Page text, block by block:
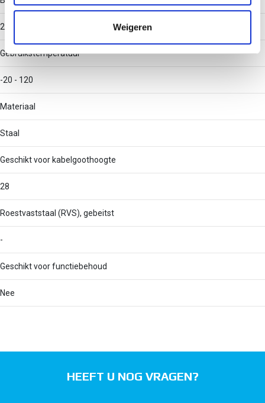
verzameld op basis van uw gebruik van hun services.
Weigeren
200
Gebruikstemperatuur
-20 - 120
Materiaal
Staal
Geschikt voor kabelgoothoogte
28
Roestvaststaal (RVS), gebeitst
-
Geschikt voor functiebehoud
Nee
HEEFT U NOG VRAGEN?